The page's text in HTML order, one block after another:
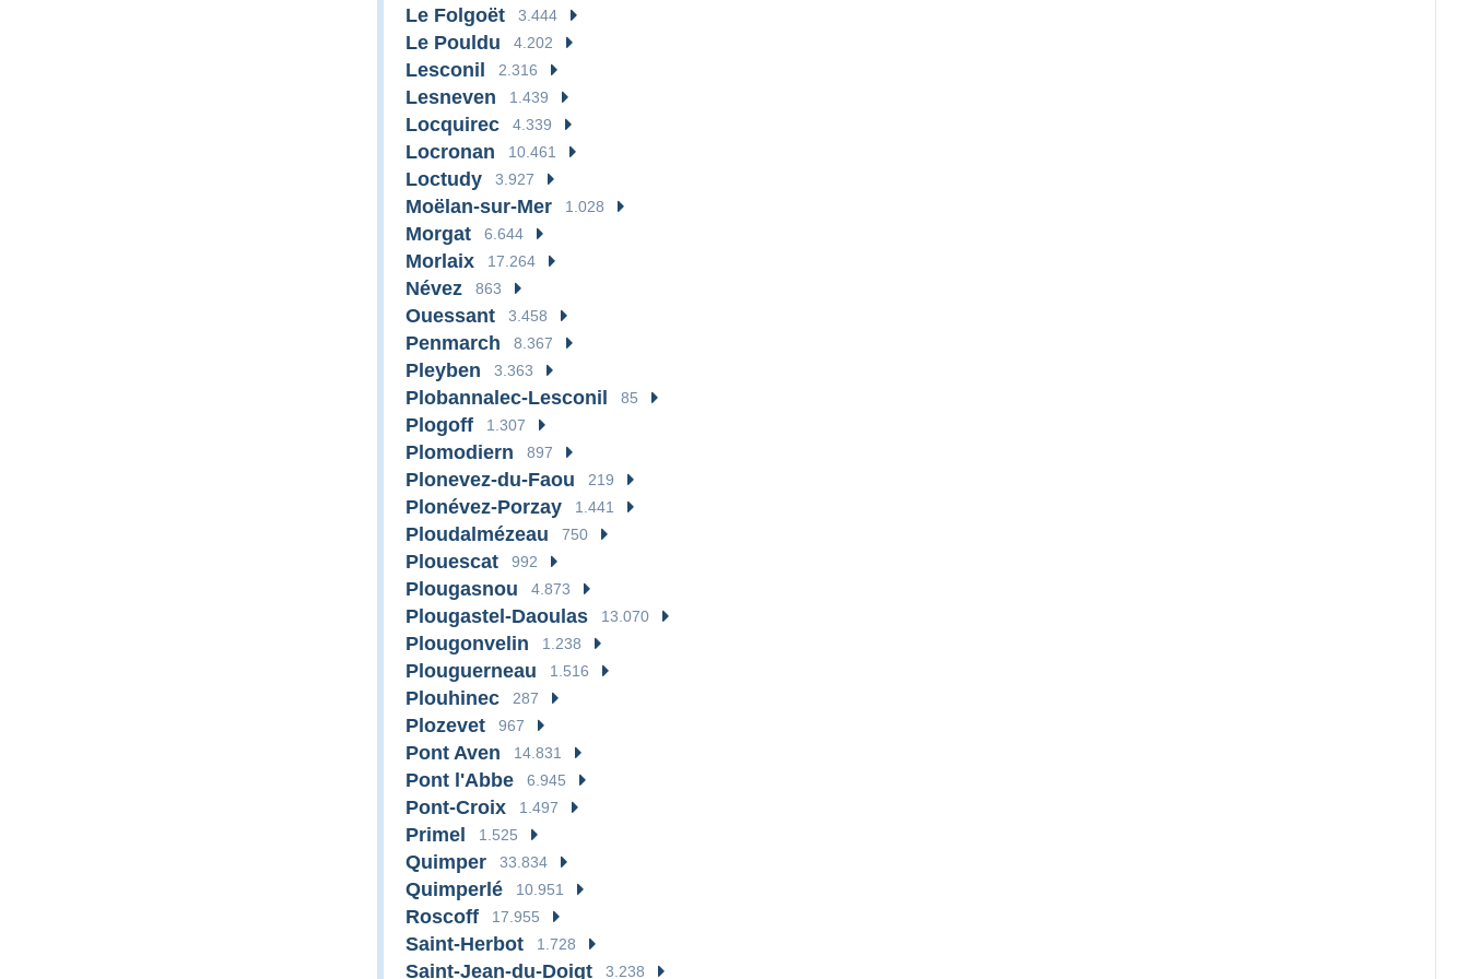
Le Folgoët 3.444
Le Pouldu 4.202
Lesconil 2.316
Lesneven 1.439
Locquirec 4.339
Locronan 10.461
Loctudy 3.927
Moëlan-sur-Mer 1.028
Morgat 6.644
Morlaix 17.264
Névez 863
Ouessant 3.458
Penmarch 8.367
Pleyben 3.363
Plobannalec-Lesconil 85
Plogoff 1.307
Plomodiern 897
Plonevez-du-Faou 219
Plonévez-Porzay 1.441
Ploudalmézeau 750
Plouescat 992
Plougasnou 4.873
Plougastel-Daoulas 13.070
Plougonvelin 1.238
Plouguerneau 1.516
Plouhinec 287
Plozevet 967
Pont Aven 14.831
Pont l'Abbe 6.945
Pont-Croix 1.497
Primel 1.525
Quimper 33.834
Quimperlé 10.951
Roscoff 17.955
Saint-Herbot 1.728
Saint-Jean-du-Doigt 3.238